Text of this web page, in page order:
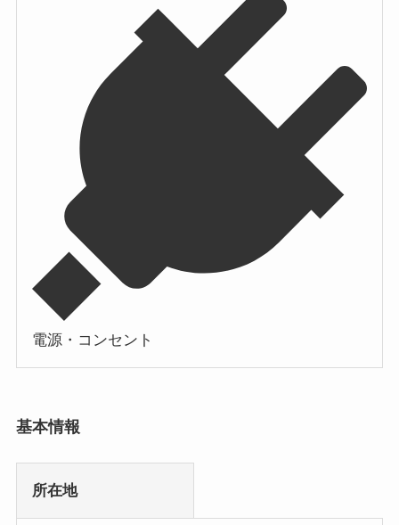
電源・コンセント
基本情報
所在地